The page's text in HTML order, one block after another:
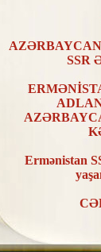
SSR
Ermənistan